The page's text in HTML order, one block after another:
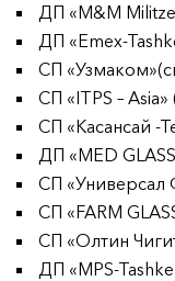
ДП «M&M
ДП «Emex-
СП
СП «ITPS – Asia»
СП «Касансай -
ДП «MED
СП «Универсал
СП «FARM
СП «Олтин
ДП «MPS-